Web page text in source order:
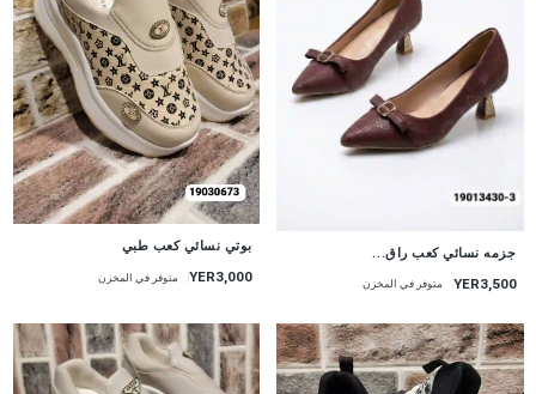
جزمه نسائي كعب راق...
YER3,500 متوفر في المخزن
بوتي نسائي كعب طبي
YER3,000 متوفر في المخزن